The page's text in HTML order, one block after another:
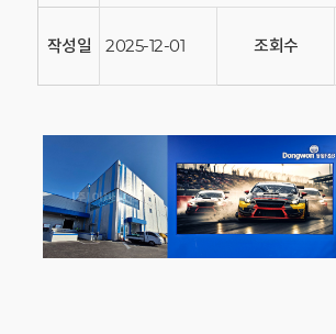
작성일 2025-12-01 조회수